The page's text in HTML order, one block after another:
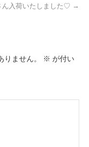
ん入荷いたしました♡ →
ません。 ※ が付い